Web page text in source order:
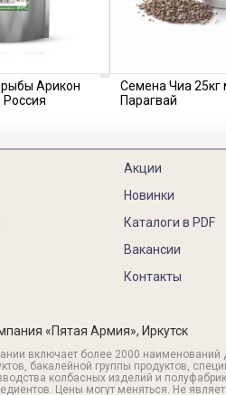
Арикон
Россия
Семена Чиа
Парагвай
Акции
Новинки
Каталоги в PDF
Вакансии
Контакты
«Пятая Армия», Иркутск
включает более 2000 наименований
бакалейной группы продуктов,
колбасных изделий и
Цены могут меняться. Не